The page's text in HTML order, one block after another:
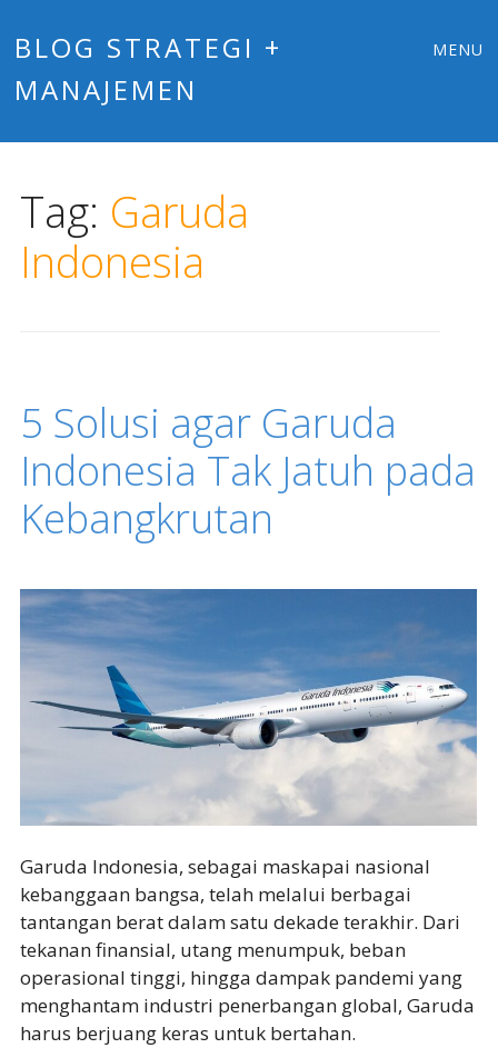
BLOG STRATEGI +
MANAJEMEN
MENU
Tag: Garuda
Indonesia
5 Solusi agar Garuda
Indonesia Tak Jatuh pada
Kebangkrutan
Garuda Indonesia, sebagai maskapai nasional
kebanggaan bangsa, telah melalui berbagai
tantangan berat dalam satu dekade terakhir. Dari
tekanan finansial, utang menumpuk, beban
operasional tinggi, hingga dampak pandemi yang
menghantam industri penerbangan global, Garuda
harus berjuang keras untuk bertahan.